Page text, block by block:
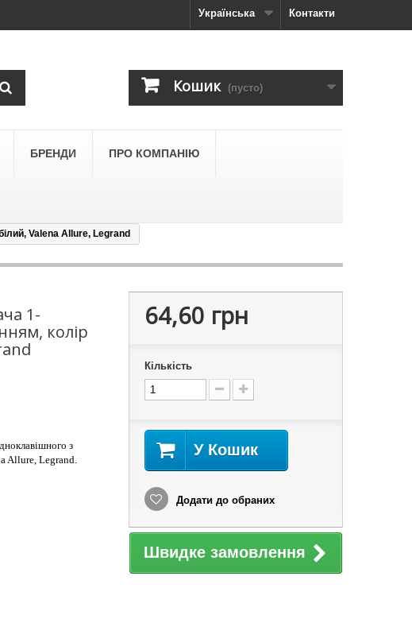
Контакти
Українська
Кошик (пусто)
БРЕНДИ ПРО КОМПАНІЮ
Valena Allure, Legrand
1-
колір
з
Allure, Legrand.
64,60 грн
Кількість
У Кошик
Додати до обраних
Швидке замовлення